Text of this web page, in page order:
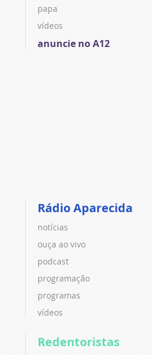
papa
vídeos
anuncie no A12
Rádio Aparecida
notícias
ouça ao vivo
podcast
programação
programas
vídeos
Redentoristas